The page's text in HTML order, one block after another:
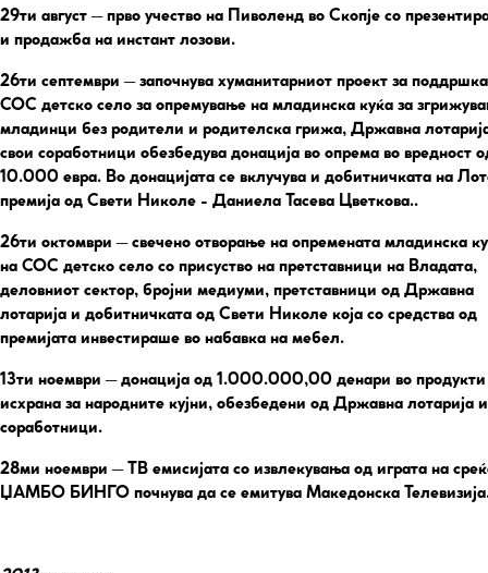
29ти август– прво учество на Пиволенд во Скопје со
и продажба на инстант лозови.
26ти септември – започнува хуманитарниот проект за
СОС детско село за опремување на младинска куќа за
младинци без родители и родителска грижа, Државна
свои соработници обезбедува донација во опрема во вредност
10.000 евра. Во донацијата се вклучува и добитничката на
премија од Свети Николе - Даниела Тасева Цветкова..
26ти октомври – свечено отворање на опремената младинска
на СОС детско село со присуство на претставници на Владата,
деловниот сектор, бројни медиуми, претставници од Државна
лотарија и добитничката од Свети Николе која со средства од
премијата инвестираше во набавка на мебел.
13ти ноември – донација од 1.000.000,00 денари во продукти
исхрана за народните кујни, обезбедени од Државна лотарија и
соработници.
28ми ноември – ТВ емисијата со извлекувања од играта на
ЏАМБО БИНГО почнува да се емитува Македонска